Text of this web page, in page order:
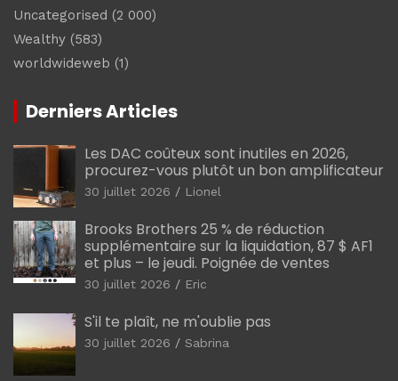
Uncategorised (2 000)
Wealthy (583)
worldwideweb (1)
Derniers Articles
Les DAC coûteux sont inutiles en 2026,
procurez-vous plutôt un bon amplificateur
30 juillet 2026 Lionel
Brooks Brothers 25 % de réduction
supplémentaire sur la liquidation, 87 $ AF1
et plus – le jeudi. Poignée de ventes
30 juillet 2026 Eric
S'il te plaît, ne m'oublie pas
30 juillet 2026 Sabrina